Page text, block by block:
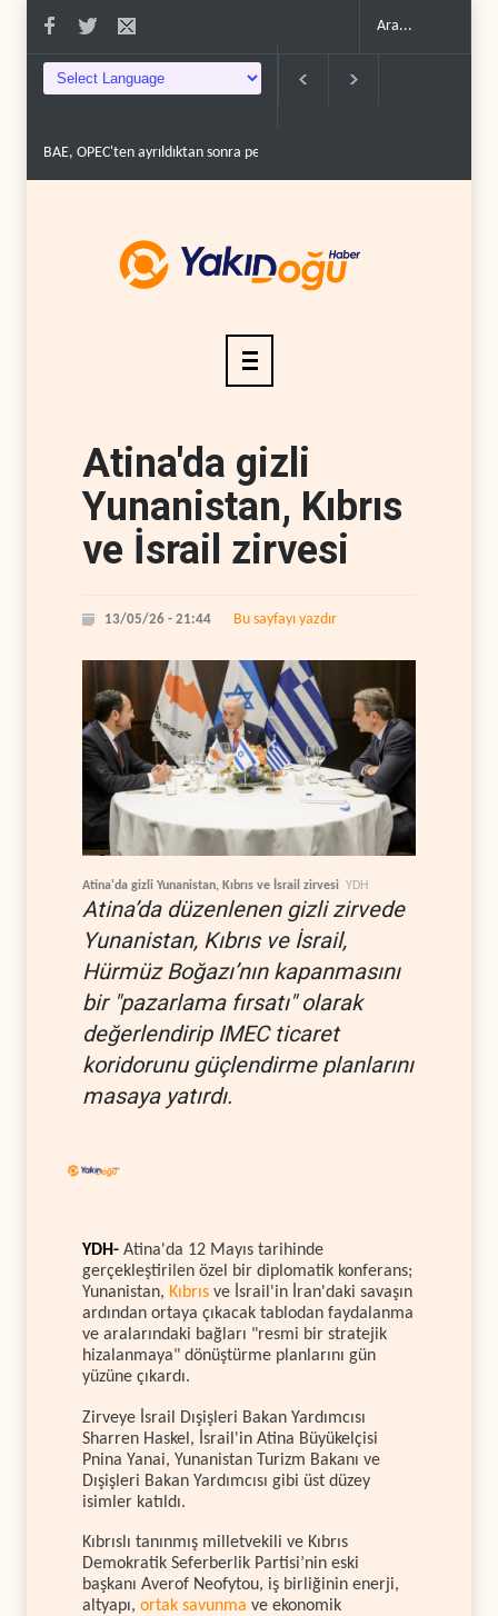
ayrıldıktan sonra petrol üretimini rekor d�..
Atina'da gizli
Yunanistan, Kıbrıs
ve İsrail zirvesi
13/05/26 - 21:44 Bu sayfayı yazdır
Atina'da gizli Yunanistan, Kıbrıs ve İsrail zirvesi YDH
Atina’da düzenlenen gizli zirvede
Yunanistan, Kıbrıs ve İsrail,
Hürmüz Boğazı’nın kapanmasını
bir "pazarlama fırsatı" olarak
değerlendirip IMEC ticaret
koridorunu güçlendirme planlarını
masaya yatırdı.
YDH- Atina'da 12 Mayıs tarihinde
gerçekleştirilen özel bir diplomatik konferans;
Yunanistan, Kıbrıs ve İsrail'in İran'daki savaşın
ardından ortaya çıkacak tablodan faydalanma
ve aralarındaki bağları "resmi bir stratejik
hizalanmaya" dönüştürme planlarını gün
yüzüne çıkardı.
Zirveye İsrail Dışişleri Bakan Yardımcısı
Sharren Haskel, İsrail'in Atina Büyükelçisi
Pnina Yanai, Yunanistan Turizm Bakanı ve
Dışişleri Bakan Yardımcısı gibi üst düzey
isimler katıldı.
Kıbrıslı tanınmış milletvekili ve Kıbrıs
Demokratik Seferberlik Partisi’nin eski
başkanı Averof Neofytou, iş birliğinin enerji,
altyapı, ortak savunma ve ekonomik